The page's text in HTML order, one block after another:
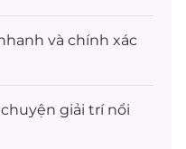
và chính xác
giải trínổi